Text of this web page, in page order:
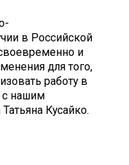
в Российской
и
для того,
работу в
с нашим
Кусайко.